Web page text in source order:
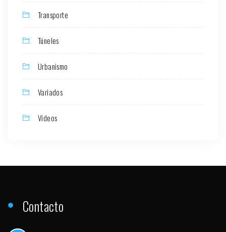
Transporte
Túneles
Urbanismo
Variados
Videos
Contacto